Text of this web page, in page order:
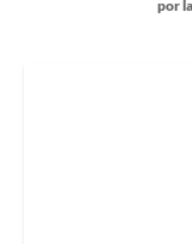
por